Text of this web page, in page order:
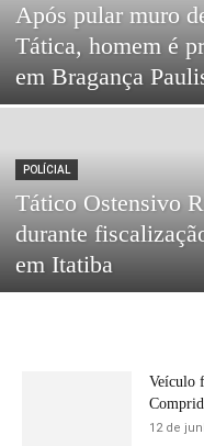
Após pular muro
Tática, homem é
em Bragança
POLÍCIAL
Tático Ostensivo
durante
em Itatiba
Veículo
12 de